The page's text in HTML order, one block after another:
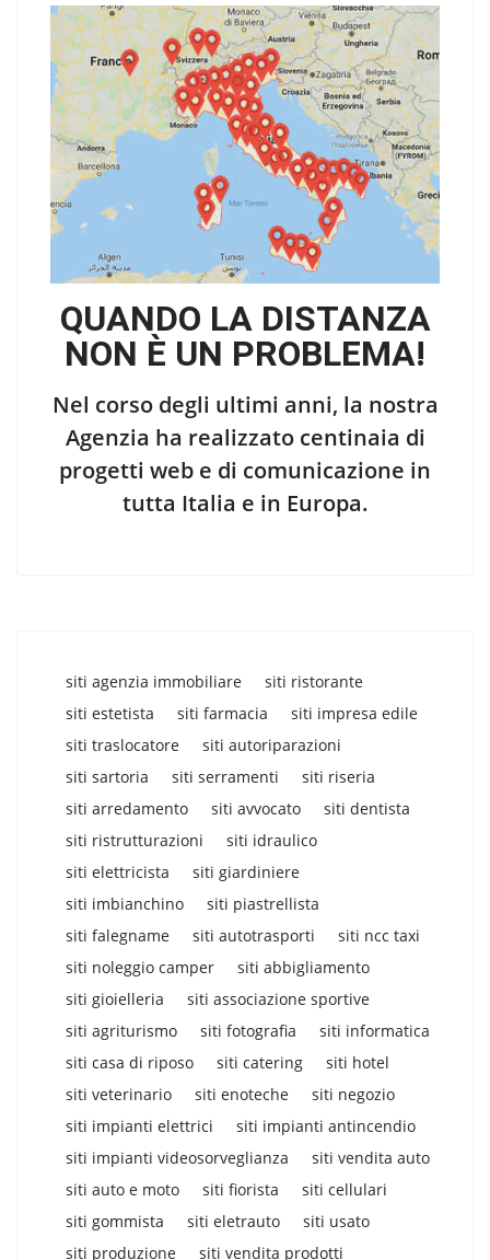
QUANDO LA DISTANZA
NON È UN PROBLEMA!
Nel corso degli ultimi anni, la nostra
Agenzia ha realizzato centinaia di
progetti web e di comunicazione in
tutta Italia e in Europa.
siti agenzia immobiliare
siti ristorante
siti estetista
siti farmacia
siti impresa edile
siti traslocatore
siti autoriparazioni
siti sartoria
siti serramenti
siti riseria
siti arredamento
siti avvocato
siti dentista
siti ristrutturazioni
siti idraulico
siti elettricista
siti giardiniere
siti imbianchino
siti piastrellista
siti falegname
siti autotrasporti
siti ncc taxi
siti noleggio camper
siti abbigliamento
siti gioielleria
siti associazione sportive
siti agriturismo
siti fotografia
siti informatica
siti casa di riposo
siti catering
siti hotel
siti veterinario
siti enoteche
siti negozio
siti impianti elettrici
siti impianti antincendio
siti impianti videosorveglianza
siti vendita auto
siti auto e moto
siti fiorista
siti cellulari
siti gommista
siti eletrauto
siti usato
siti produzione
siti vendita prodotti